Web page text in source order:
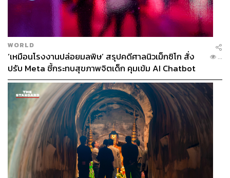
WORLD
‘เหมือนโรงงานปล่อยมลพิษ’ สรุปคดีศาลนิวเม็กซิโก สั่ง
ปรับ Meta ชี้กระทบสุขภาพจิตเด็ก คุมเข้ม AI Chatbot
...